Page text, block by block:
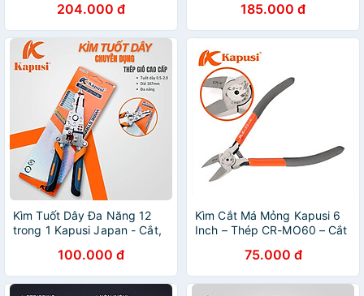
chức năng tách, uốn dây
204.000 đ
0.5/1/1.5/2.5/4/6/10mm
185.000 đ
Kìm Tuốt Dây Đa Năng 12
trong 1 Kapusi Japan - Cắt,
100.000 đ
Kìm Cắt Má Mỏng Kapusi 6
Inch – Thép CR-MO60 – Cắt
75.000 đ